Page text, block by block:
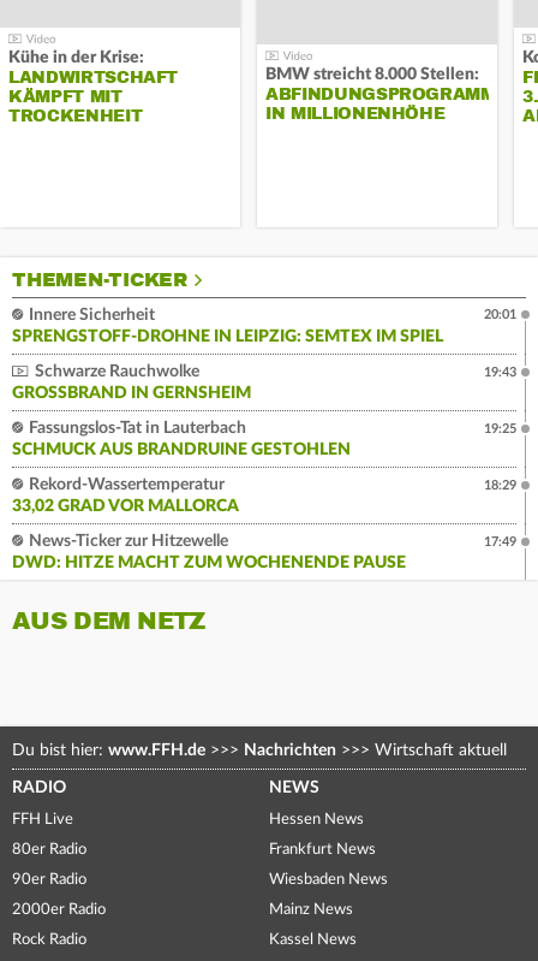
Kühe in der Krise:
LANDWIRTSCHAFT
KÄMPFT MIT
TROCKENHEIT
BMW streicht 8.000 Stellen:
ABFINDUNGSPROGRAMM
IN MILLIONENHÖHE
THEMEN-TICKER
Innere Sicherheit
SPRENGSTOFF-DROHNE IN LEIPZIG: SEMTEX IM SPIEL
20:01
Schwarze Rauchwolke
GROSSBRAND IN GERNSHEIM
19:43
Fassungslos-Tat in Lauterbach
SCHMUCK AUS BRANDRUINE GESTOHLEN
19:25
Rekord-Wassertemperatur
33,02 GRAD VOR MALLORCA
18:29
News-Ticker zur Hitzewelle
DWD: HITZE MACHT ZUM WOCHENENDE PAUSE
17:49
AUS DEM NETZ
Du bist hier: www.FFH.de >>> Nachrichten >>> Wirtschaft aktuell
RADIO
FFH Live
80er Radio
90er Radio
2000er Radio
Rock Radio
NEWS
Hessen News
Frankfurt News
Wiesbaden News
Mainz News
Kassel News